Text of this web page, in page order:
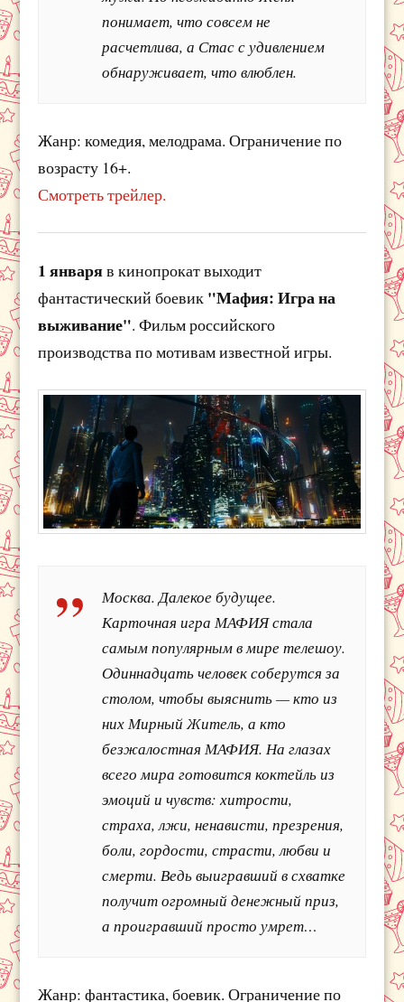
понимает, что совсем не
расчетлива, а Стас с удивлением
обнаруживает, что влюблен.
Жанр: комедия, мелодрама. Ограничение по
возрасту 16+.
Смотреть трейлер.
1 январяв кинопрокат выходит
фантастический боевик "Мафия: Игра на
выживание". Фильм российского
производства по мотивам известной игры.
Москва. Далекое будущее.
Карточная игра МАФИЯ стала
самым популярным в мире телешоу.
Одиннадцать человек соберутся за
столом, чтобы выяснить — кто из
них Мирный Житель, а кто
безжалостная МАФИЯ. На глазах
всего мира готовится коктейль из
эмоций и чувств: хитрости,
страха, лжи, ненависти, презрения,
боли, гордости, страсти, любви и
смерти. Ведь выигравший в схватке
получит огромный денежный приз,
а проигравший просто умрет…
Жанр: фантастика, боевик. Ограничение по